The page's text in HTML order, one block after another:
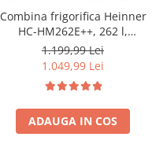
Combina frigorifica Heinner
HC-HM262E++, 262 l,
Control electronic,
Iluminare LED, Usi
cm, Alb
1.199,99 Lei
1.049,99 Lei
ADAUGA IN COS